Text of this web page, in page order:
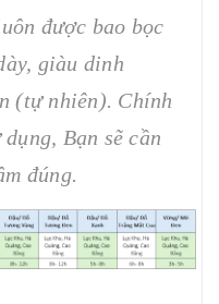
được bao bọc
giàu dinh
(tự nhiên). Chính
Bạn sẽ cần
đúng.